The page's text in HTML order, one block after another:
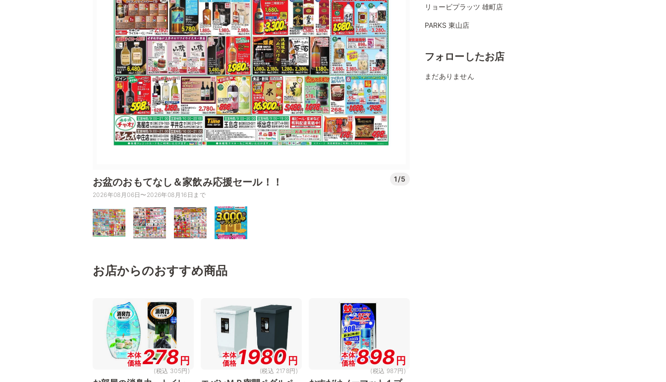
お盆のおもてなし＆家飲み応援セール！！ 1/5
2026年08月06日〜2026年08月16日まで
お店からのおすすめ商品
本体
価格278 円
(税込 305円)
本体
価格1980 円
(税込 2178円)
本体
価格898 円
(税込 987円)
リョービプラッツ 雄町店
PARKS 東山店
フォローしたお店
まだありません